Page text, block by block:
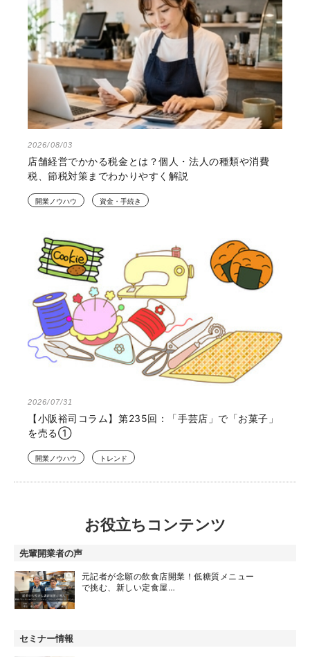
2026/08/03
店舗経営でかかる税金とは？個人・法人の種類や消費
税、節税対策までわかりやすく解説
開業ノウハウ 資金・手続き
2026/07/31
【小阪裕司コラム】第235回：「手芸店」で「お菓子」
を売る①
開業ノウハウ トレンド
お役立ちコンテンツ
先輩開業者の声
元記者が念願の飲食店開業！低糖質メニュー
で挑む、新しい定食屋…
セミナー情報